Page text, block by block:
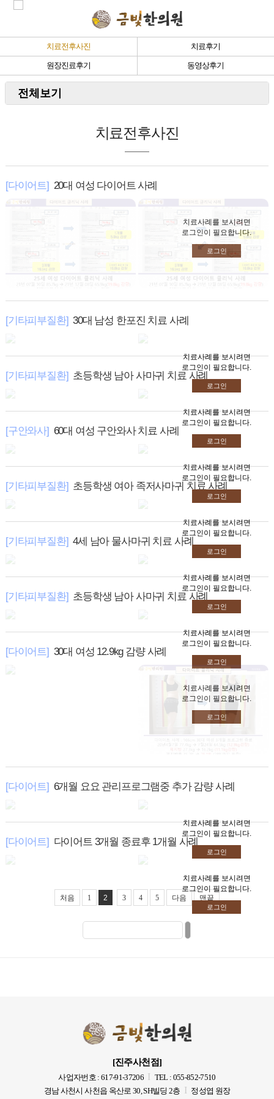
로그인
＋ 금빛한의원
－ 금빛한의원
· 한의원소개
＋ 입원실/교통사고/통증
· 한포진
· 건선
· 두드러기
· 습진
· 사마귀
－ 한방이비인후과
· 비염
· 감기
＋ 아이앤 맘
－ 아이앤 맘
· 산후보약
· 성조숙증
＋ 기타질환
－ 기타질환
· 공진단/경옥고
· 구안와사
· 탈모
＋ 치료사례
－ 치료사례
· 치료전후사진
· 원장진료후기
· 온라인예약
· 비급여 진료비용
치료전후사진 치료후기
원장진료후기 동영상후기
전체보기
여드름.탈모
비염.중이염
구안와사
치료전후사진
[다이어트]20대 여성 다이어트 사례
치료사례를 보시려면
로그인이 필요합니다.
로그인
[기타피부질환]30대 남성 한포진 치료 사례
치료사례를 보시려면
로그인이 필요합니다.
로그인
[기타피부질환]초등학생 남아 사마귀 치료 사례
치료사례를 보시려면
로그인이 필요합니다.
로그인
[구안와사]60대 여성 구안와사 치료 사례
치료사례를 보시려면
로그인이 필요합니다.
로그인
[기타피부질환]초등학생 여아 족저사마귀 치료 사례
치료사례를 보시려면
로그인이 필요합니다.
로그인
[기타피부질환]4세 남아 물사마귀 치료 사례
치료사례를 보시려면
로그인이 필요합니다.
로그인
[기타피부질환]초등학생 남아 사마귀 치료 사례
치료사례를 보시려면
로그인이 필요합니다.
로그인
[다이어트]30대 여성 12.9kg 감량 사례
치료사례를 보시려면
로그인이 필요합니다.
로그인
[다이어트]6개월 요요 관리프로그램중 추가 감량 사례
치료사례를 보시려면
로그인이 필요합니다.
로그인
[다이어트]다이어트 3개월 종료후 1개월 사례
치료사례를 보시려면
로그인이 필요합니다.
로그인
처음 1 2 3 4 5 다음 맨끝
[진주사천점]
사업자번호 : 617-91-37206 I TEL : 055-852-7510
경남 사천시 사천읍 옥산로 30, SH빌딩 2층 I 정성엽 원장